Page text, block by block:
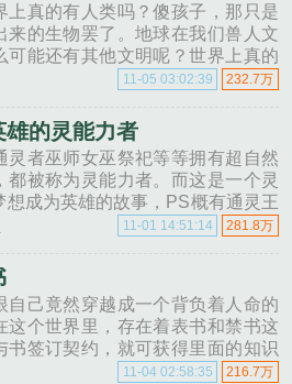
上真的有人类吗？傻孩子，那只是
来的生物罢了。地球在我们兽人文
可能还有其他文明呢？世界上真的
为什么呢？爸爸？科学家们已经发
中描......
232.7万
11-05 03:02:39
雄的灵能力者
灵者巫师女巫祭祀等等拥有超自然
都被称为灵能力者。而这是一个灵
想成为英雄的故事，PS概有通灵王
能百分百滑头鬼之孙游戏王圣杯系
281.8万
11-01 14:51:14
自己竟然穿越成一个背负着人命的
这个世界里，存在着表书和禁书这
书签订契约，就可获得里面的知识
侯诗泽在穿越过来后身份变成了一
216.7万
11-04 02:58:35